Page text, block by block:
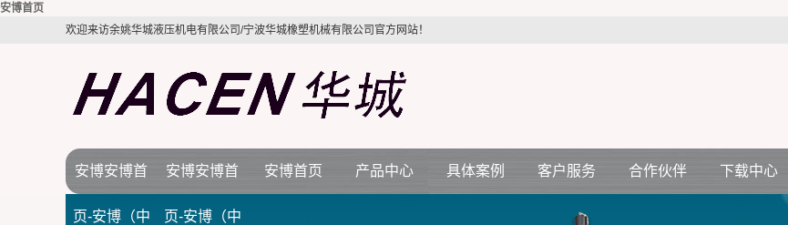
安博首页
欢迎来访余姚华城液压机电有限公司/宁波华城橡塑机械有限公司官方网站！
安博安博首
页-安博（中
安博安博首
页-安博（中
公司简介
安博首页 产品中心 具体案例 客户服务
客户服务
合作伙伴 下载中心